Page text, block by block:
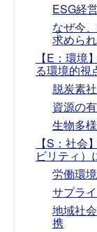
ESG経
なぜ今
求めら
【E：環境
る環境的視
脱炭素
資源の
生物多
【S：社会
ビリティ）
労働環
サプラ
地域社
携